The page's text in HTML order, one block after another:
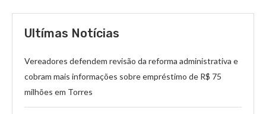
Ultímas Notícias
Vereadores defendem revisão da reforma administrativa e
cobram mais informações sobre empréstimo de R$ 75
milhões em Torres